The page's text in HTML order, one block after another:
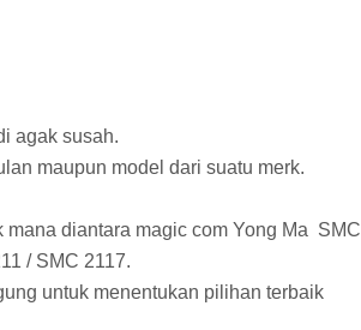
agak susah.
maupun model dari suatu merk.
diantara magic com Yong Ma SMC
/ SMC 2117.
untuk menentukan pilihan terbaik